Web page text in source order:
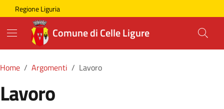
Skip to main content
Comune di Celle Ligure
Regione Liguria
Comune di Celle Ligure
Home Argomenti Lavoro
Lavoro